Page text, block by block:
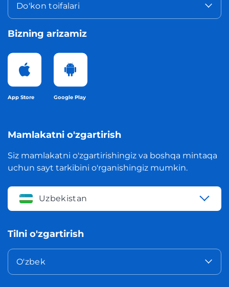
Do'kon toifalari
Bizning arizamiz
App Store Google Play
Mamlakatni o'zgartirish
Siz mamlakatni o'zgartirishingiz va boshqa mintaqa
uchun sayt tarkibini o'rganishingiz mumkin.
Uzbekistan
Tilni o'zgartirish
O'zbek